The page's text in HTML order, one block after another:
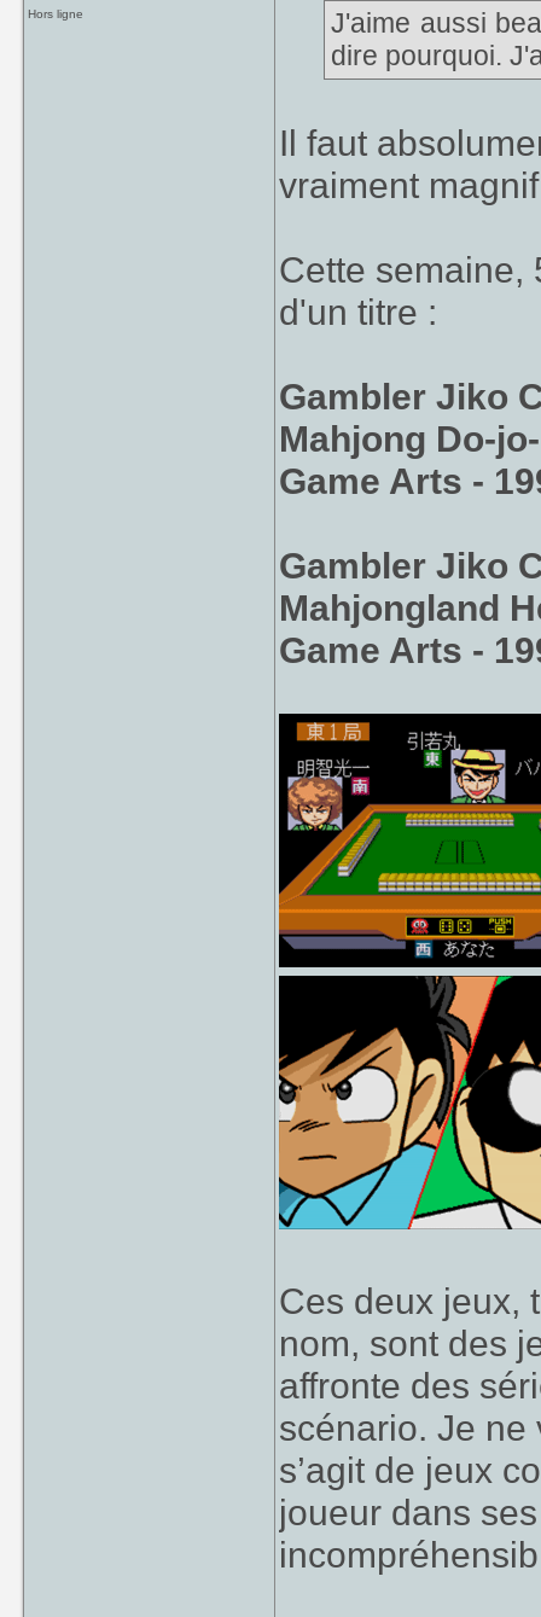
Hors ligne
J'aime aussi
dire pourquoi.
Il faut
vraiment
Cette semaine,
d'un titre :
Gambler Jiko
Mahjong Do-
Game Arts -
Gambler Jiko
Mahjongland
Game Arts -
Ces deux jeux,
nom, sont des
affronte des
scénario. Je ne
s’agit de jeux
joueur dans